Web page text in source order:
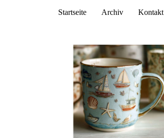
Startseite Archiv Kontakt